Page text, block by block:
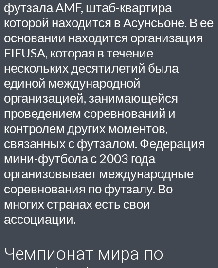
футзала AMF, штаб-квартира
которой находится в Асунсьоне. В ее
основании находится организация
FIFUSA, которая в течение
нескольких десятилетий была
единой международной
организацией, занимающейся
проведением соревнований и
контролем других моментов,
связанных с футзалом. Федерация
мини-футбола с 2003 года
организовывает международные
соревнования по футзалу. Во
многих странах есть свои
ассоциации.
Чемпионат мира по